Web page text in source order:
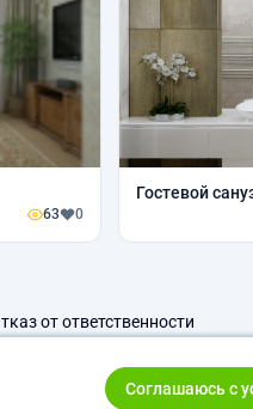
63 0
Гостевой
от ответственности
Соглашаюсь с